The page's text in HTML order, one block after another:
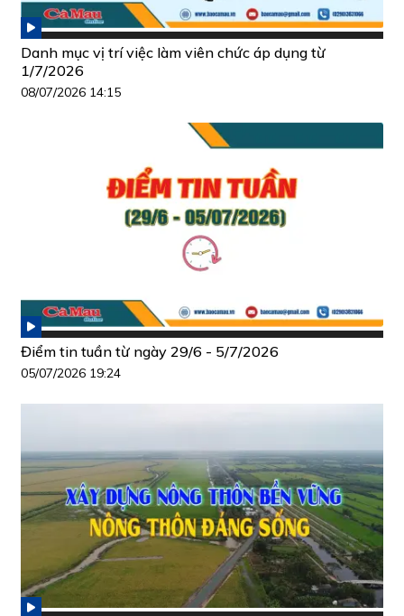
Danh mục vị trí việc làm viên chức áp dụng từ
1/7/2026
08/07/2026 14:15
Điểm tin tuần từ ngày 29/6 - 5/7/2026
05/07/2026 19:24